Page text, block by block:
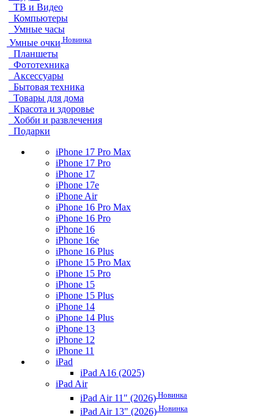
ТВ и Видео
Компьютеры
Умные часы
Умные очки Новинка
Планшеты
Фототехника
Аксессуары
Бытовая техника
Товары для дома
Красота и здоровье
Хобби и развлечения
Подарки
iPhone 17 Pro Max
iPhone 17 Pro
iPhone 17
iPhone 17e
iPhone Air
iPhone 16 Pro Max
iPhone 16 Pro
iPhone 16
iPhone 16e
iPhone 16 Plus
iPhone 15 Pro Max
iPhone 15 Pro
iPhone 15
iPhone 15 Plus
iPhone 14
iPhone 14 Plus
iPhone 13
iPhone 12
iPhone 11
iPad
iPad A16 (2025)
iPad Air
iPad Air 11" (2026) Новинка
iPad Air 13" (2026) Новинка